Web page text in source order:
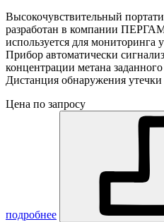
Высокочувствительный
разработан в компании
используется для мониторинга
Прибор автоматически
концентрации метана
Дистанция обнаружения утечки
Цена по запросу
подробнее